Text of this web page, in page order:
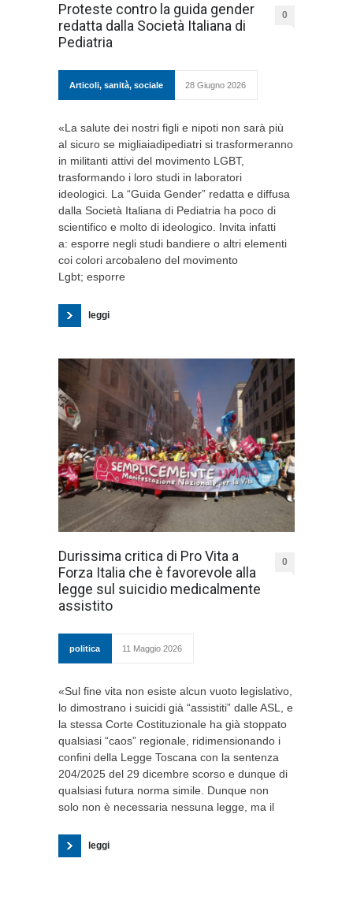
Proteste contro la guida gender
redatta dalla Società Italiana di
Pediatria
0
Articoli, sanità, sociale 28 Giugno 2026
«La salute dei nostri figli e nipoti non sarà più
al sicuro se migliaiadipediatri si trasformeranno
in militanti attivi del movimento LGBT,
trasformando i loro studi in laboratori
ideologici. La “Guida Gender” redatta e diffusa
dalla Società Italiana di Pediatria ha poco di
scientifico e molto di ideologico. Invita infatti
a: esporre negli studi bandiere o altri elementi
coi colori arcobaleno del movimento
Lgbt; esporre
leggi
Durissima critica di Pro Vita a
Forza Italia che è favorevole alla
legge sul suicidio medicalmente
assistito
0
politica 11 Maggio 2026
«Sul fine vita non esiste alcun vuoto legislativo,
lo dimostrano i suicidi già “assistiti” dalle ASL, e
la stessa Corte Costituzionale ha già stoppato
qualsiasi “caos” regionale, ridimensionando i
confini della Legge Toscana con la sentenza
204/2025 del 29 dicembre scorso e dunque di
qualsiasi futura norma simile. Dunque non
solo non è necessaria nessuna legge, ma il
leggi